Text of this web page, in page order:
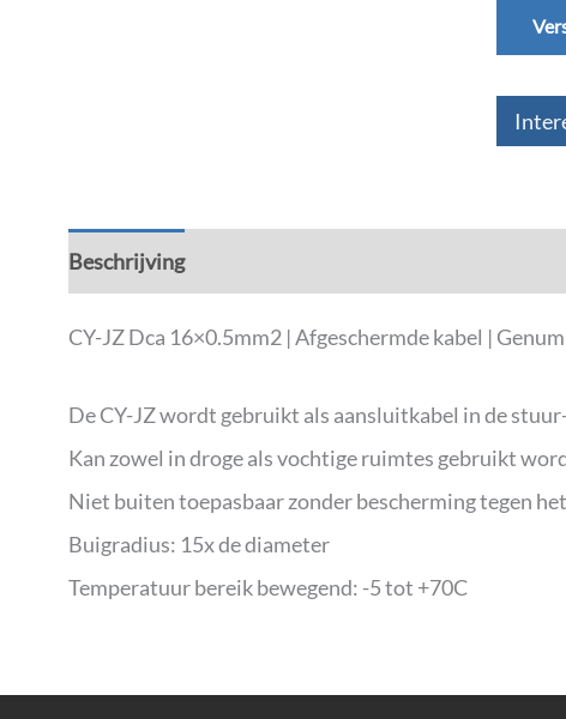
Beschrijving
CY-JZ Dca 16×0.5mm2 | Afgeschermde kabel |
De CY-JZ wordt gebruikt als aansluitkabel in de
Kan zowel in droge als vochtige ruimtes gebruikt
Niet buiten toepasbaar zonder bescherming tegen
Buigradius: 15x de diameter
Temperatuur bereik bewegend: -5 tot +70C